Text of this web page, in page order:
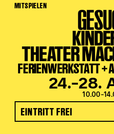
MITSPIELEN
THEATER
FERIENWERKSTATT +
24.–28.
EINTRITT FREI